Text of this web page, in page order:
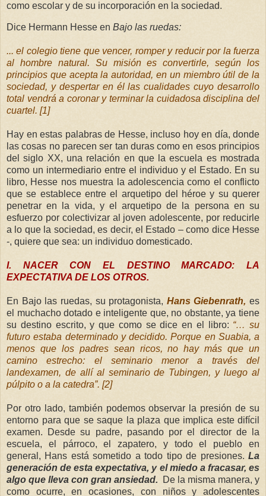
como escolar y de su incorporación en la sociedad.
Dice Hermann Hesse en Bajo las ruedas:
... el colegio tiene que vencer, romper y reducir por la fuerza
al hombre natural. Su misión es convertirle, según los
principios que acepta la autoridad, en un miembro útil de la
sociedad, y despertar en él las cualidades cuyo desarrollo
total vendrá a coronar y terminar la cuidadosa disciplina del
cuartel. [1]
Hay en estas palabras de Hesse, incluso hoy en día, donde
las cosas no parecen ser tan duras como en esos principios
del siglo XX, una relación en que la escuela es mostrada
como un intermediario entre el individuo y el Estado. En su
libro, Hesse nos muestra la adolescencia como el conflicto
que se establece entre el arquetipo del héroe y su querer
penetrar en la vida, y el arquetipo de la persona en su
esfuerzo por colectivizar al joven adolescente, por reducirle
a lo que la sociedad, es decir, el Estado – como dice Hesse
-, quiere que sea: un individuo domesticado.
I. NACER CON EL DESTINO MARCADO: LA
EXPECTATIVA DE LOS OTROS.
En Bajo las ruedas, su protagonista, Hans Giebenrath, es
el muchacho dotado e inteligente que, no obstante, ya tiene
su destino escrito, y que como se dice en el libro: “… su
futuro estaba determinado y decidido. Porque en Suabia, a
menos que los padres sean ricos, no hay más que un
camino estrecho: el seminario menor a través del
landexamen, de allí al seminario de Tubingen, y luego al
púlpito o a la catedra”. [2]
Por otro lado, también podemos observar la presión de su
entorno para que se saque la plaza que implica este difícil
examen. Desde su padre, pasando por el director de la
escuela, el párroco, el zapatero, y todo el pueblo en
general, Hans está sometido a todo tipo de presiones. La
generación de esta expectativa, y el miedo a fracasar, es
algo que lleva con gran ansiedad.
De la misma manera, y
como ocurre, en ocasiones, con niños y adolescentes